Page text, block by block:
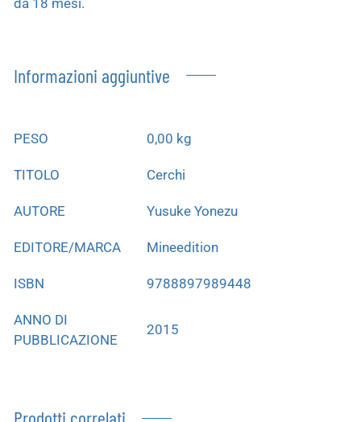
Informazioni aggiuntive
PESO 0,00 kg
TITOLO Cerchi
AUTORE Yusuke Yonezu
EDITORE/MARCA Mineedition
ISBN 9788897989448
ANNO DI
PUBBLICAZIONE
2015
Prodotti correlati